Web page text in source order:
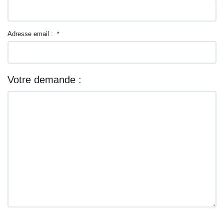
Adresse email : *
Votre demande :